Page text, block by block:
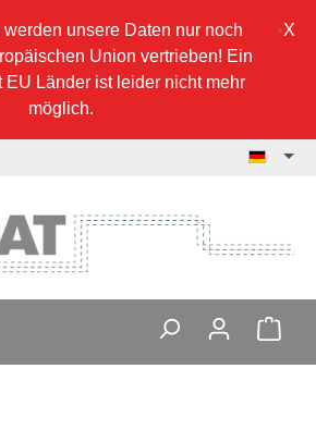
unsere Daten nur noch
Union vertrieben! Ein
EU Länder ist leider nicht mehr
möglich.